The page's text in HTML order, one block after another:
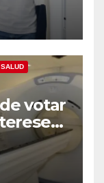
y las
SALUD
votar
en la